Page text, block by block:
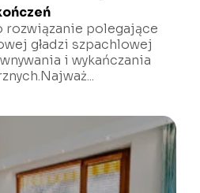
rozwiązanie polegające
gładzi szpachlowej
i wykańczania